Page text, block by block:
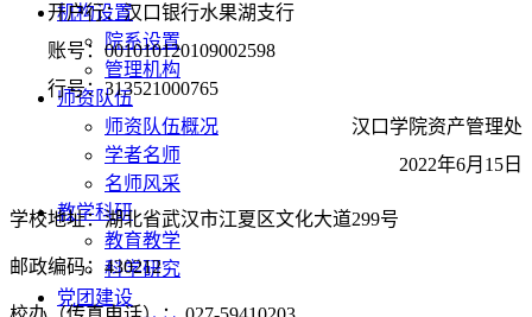
机构设置
院系设置
管理机构
师资队伍
师资队伍概况
学者名师
名师风采
教学科研
教育教学
科学研究
党团建设
开户行：汉口银行水果湖支行
账号： 001010120109002598
行号：313521000765
汉口学院资产管理处
2022年6月 15 日
学校地址：湖北省武汉市江夏区文化大道299号
邮政编码：430212